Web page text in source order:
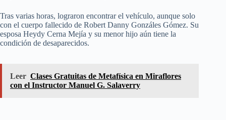
Tras varias horas, lograron encontrar el vehículo, aunque solo
con el cuerpo fallecido de Robert Danny Gonzáles Gómez. Su
esposa Heydy Cerna Mejía y su menor hijo aún tiene la
condición de desaparecidos.
Leer Clases Gratuitas de Metafísica en Miraflores
con el Instructor Manuel G. Salaverry